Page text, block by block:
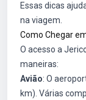
Essas dicas
na viagem.
Como Chegar
O acesso a
maneiras:
Avião: O
km). Várias